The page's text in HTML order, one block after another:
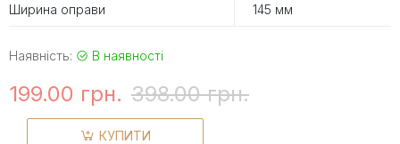
Ширина оправи 145 мм
Наявність: В наявності
199.00 грн. 398.00 грн.
КУПИТИ